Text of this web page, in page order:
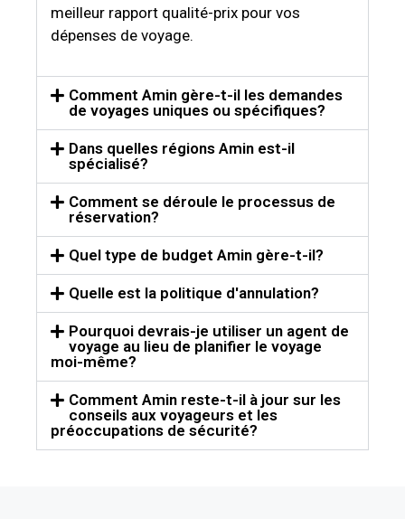
meilleur rapport qualité-prix pour vos
dépenses de voyage.
Comment Amin gère-t-il les demandes
de voyages uniques ou spécifiques?
Dans quelles régions Amin est-il
spécialisé?
Comment se déroule le processus de
réservation?
Quel type de budget Amin gère-t-il?
Quelle est la politique d'annulation?
Pourquoi devrais-je utiliser un agent de
voyage au lieu de planifier le voyage
moi-même?
Comment Amin reste-t-il à jour sur les
conseils aux voyageurs et les
préoccupations de sécurité?